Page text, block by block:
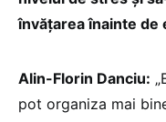
învățarea înainte de
Alin-Florin Danciu:
pot organiza mai